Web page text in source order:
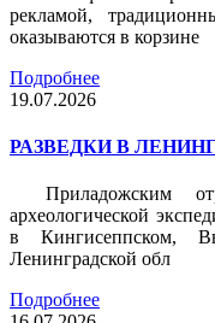
рекламой,
оказываются в корзине
Подробнее
19.07.2026
РАЗВЕДКИ В
Приладожским
археологической
в Кингисеппском,
Ленинградской обл
Подробнее